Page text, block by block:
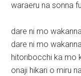
waraeru na sonna
dare ni mo
dare ni mo
hitoribocchi ka mo
onaji hikari o miru